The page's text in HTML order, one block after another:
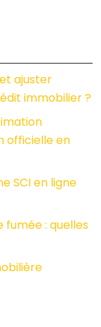
ajuster
immobilier ?
officielle en
SCI en ligne
: quelles